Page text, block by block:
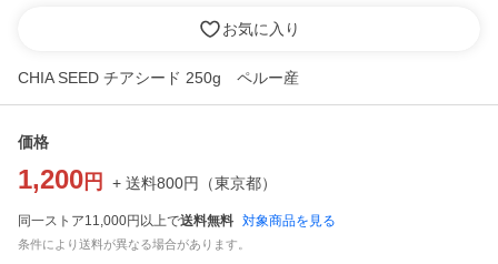
お気に入り
CHIA SEED チアシード 250g ペルー産
価格
1,200 円 + 送料800円 （東京都）
同一ストア11,000円以上で送料無料 対象商品を見る
条件により送料が異なる場合があります。